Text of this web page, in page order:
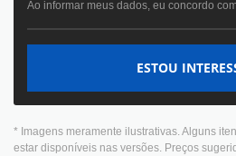
Ao informar meus dados, eu concordo
ESTOU
* Imagens meramente ilustrativas. Alguns
estar disponíveis nas versões. Preços